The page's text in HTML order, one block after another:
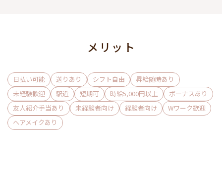
メリット
日払い可能 送りあり シフト自由
昇給随時あり
未経験歓迎
駅近 短期可 時給5,000円以上
ボーナスあり
友人紹介手当あり
未経験者向け 経験者向け
Wワーク歓迎
ヘアメイクあり